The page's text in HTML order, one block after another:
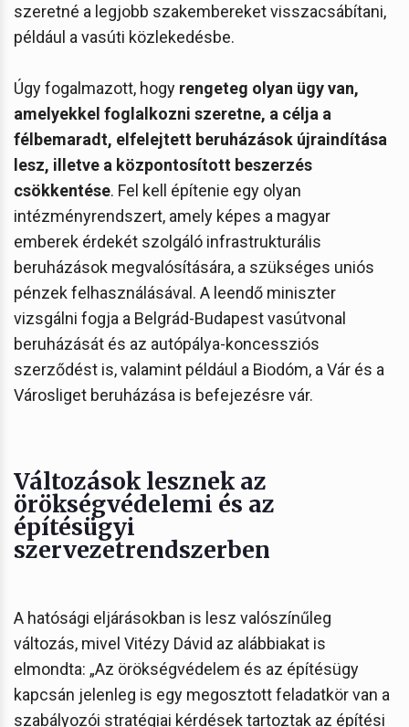
szeretné a legjobb szakembereket visszacsábítani,
például a vasúti közlekedésbe.
Úgy fogalmazott, hogy rengeteg olyan ügy van,
amelyekkel foglalkozni szeretne, a célja a
félbemaradt, elfelejtett beruházások újraindítása
lesz, illetve a központosított beszerzés
csökkentése. Fel kell építenie egy olyan
intézményrendszert, amely képes a magyar
emberek érdekét szolgáló infrastrukturális
beruházások megvalósítására, a szükséges uniós
pénzek felhasználásával. A leendő miniszter
vizsgálni fogja a Belgrád-Budapest vasútvonal
beruházását és az autópálya-koncessziós
szerződést is, valamint például a Biodóm, a Vár és a
Városliget beruházása is befejezésre vár.
Változások lesznek az
örökségvédelemi és az
építésügyi
szervezetrendszerben
A hatósági eljárásokban is lesz valószínűleg
változás, mivel Vitézy Dávid az alábbiakat is
elmondta: „Az örökségvédelem és az építésügy
kapcsán jelenleg is egy megosztott feladatkör van a
szabályozói stratégiai kérdések tartoztak az építési